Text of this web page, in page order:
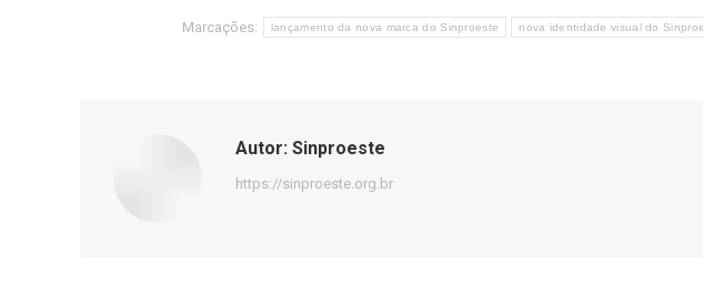
Marcações: lançamento da nova marca do Sinproeste nova identidade visual do
Autor: Sinproeste
https://sinproeste.org.br